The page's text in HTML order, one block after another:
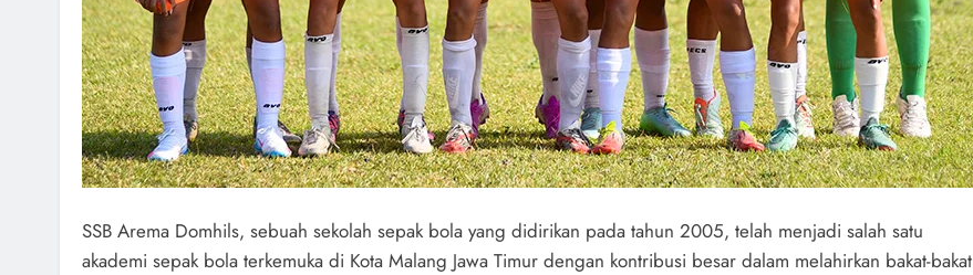
SSB Arema Domhils, sebuah sekolah sepak bola yang didirikan pada tahun 2005, telah menjadi salah satu
akademi sepak bola terkemuka di Kota Malang Jawa Timur dengan kontribusi besar dalam melahirkan bakat-bakat